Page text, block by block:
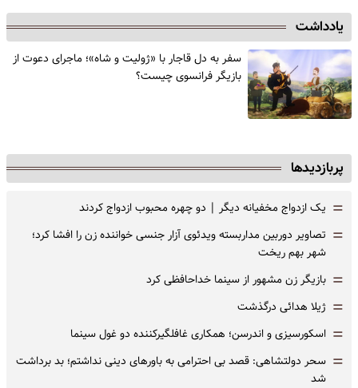
یادداشت
سفر به دل قاجار با «ژولیت و شاه»؛ ماجرای دعوت از
‌بازیگر فرانسوی چیست؟
پربازدیدها
= یک ازدواج مخفیانه دیگر | دو چهره محبوب ازدواج کردند
= تصاویر دوربین مداربسته ویدئوی آزار جنسی خواننده زن را افشا کرد؛
شهر بهم ریخت
= بازیگر زن مشهور از سینما خداحافظی کرد
= ژیلا هدائی درگذشت
= اسکورسیزی و اندرسن؛ همکاری غافلگیرکننده دو غول سینما
= سحر دولتشاهی: قصد بی احترامی به باورهای دینی نداشتم؛ بد برداشت
شد